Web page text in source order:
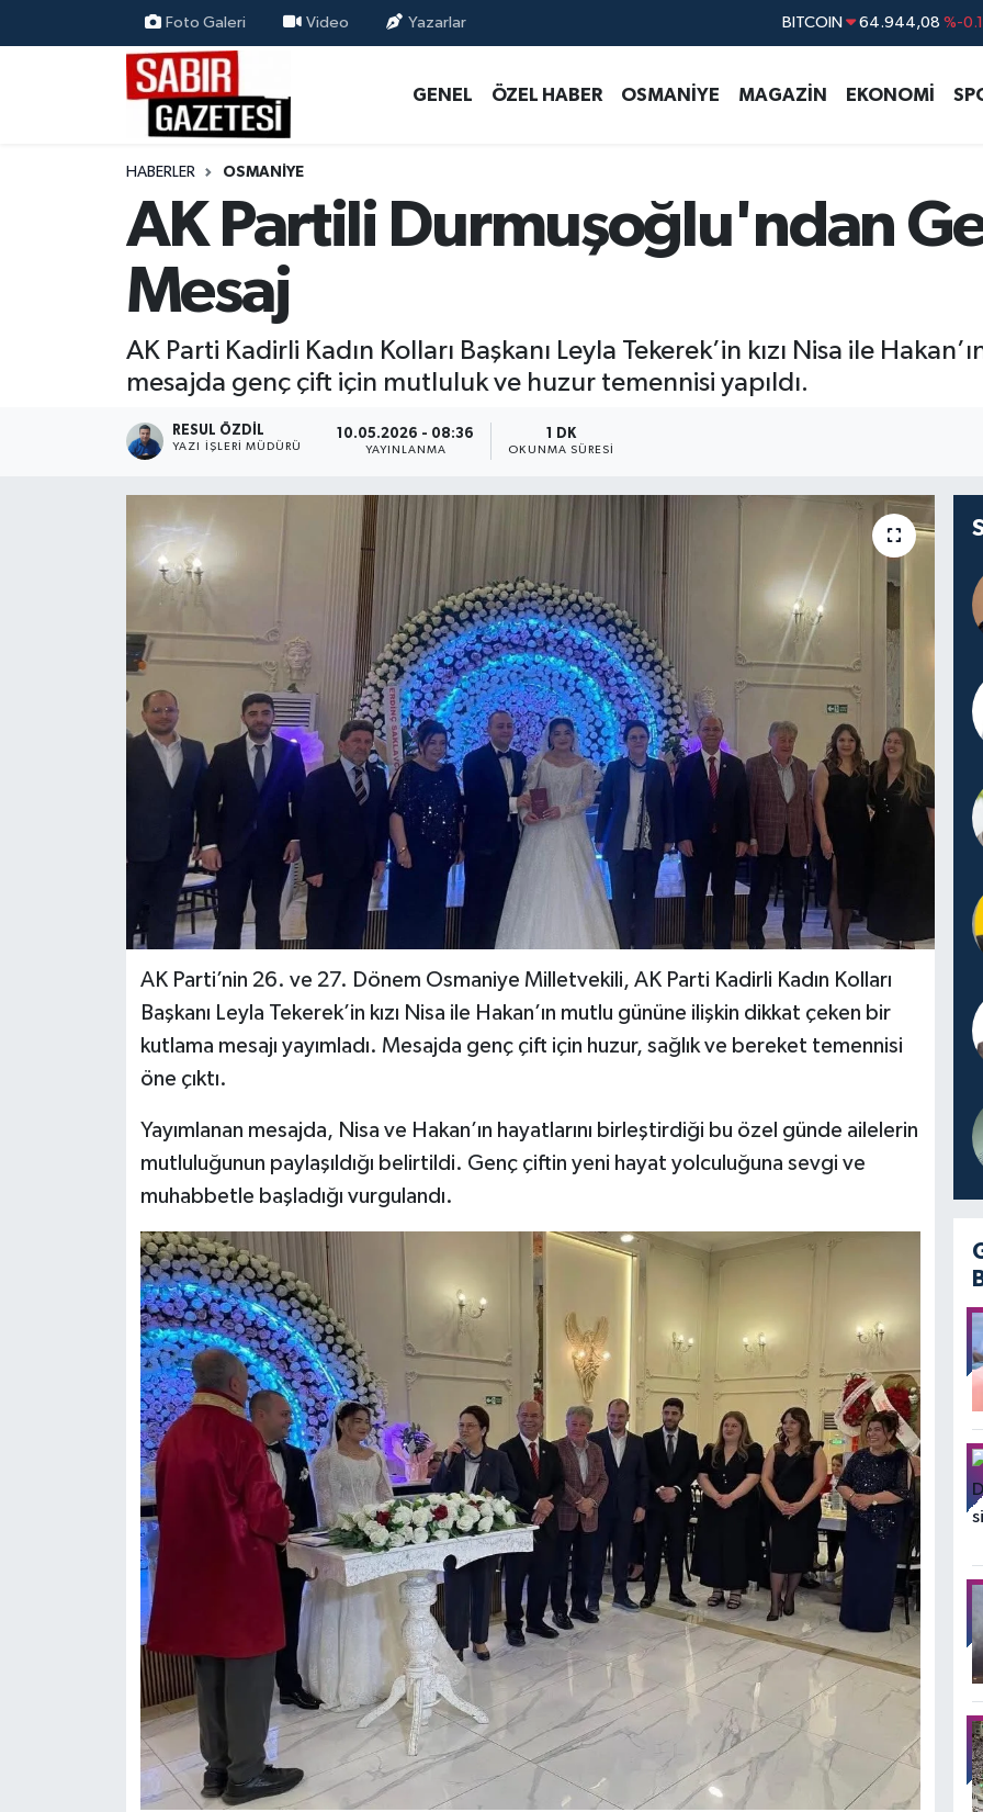
Foto Galeri Video Yazarlar BITCOIN 64.944,08 %-
EURO 55,2510
BİST100 13.779 %-
GENEL ÖZEL HABER OSMANİYE MAGAZİN EKONOMİ
HABERLER OSMANIYE
AK Partili Durmuşoğlu'ndan
Mesaj
AK Parti Kadirli Kadın Kolları Başkanı Leyla Tekerek’in kızı Nisa ile
mesajda genç çift için mutluluk ve huzur temennisi yapıldı.
RESUL ÖZDIL
YAZI İŞLERI MÜDÜRÜ
10.05.2026 - 08:36
YAYINLANMA
1 DK
OKUNMA SÜRESI
AK Parti’nin 26. ve 27. Dönem Osmaniye Milletvekili, AK Parti Kadirli Kadın Kolları
Başkanı Leyla Tekerek’in kızı Nisa ile Hakan’ın mutlu gününe ilişkin dikkat çeken bir
kutlama mesajı yayımladı. Mesajda genç çift için huzur, sağlık ve bereket temennisi
öne çıktı.
Yayımlanan mesajda, Nisa ve Hakan’ın hayatlarını birleştirdiği bu özel günde ailelerin
mutluluğunun paylaşıldığı belirtildi. Genç çiftin yeni hayat yolculuğuna sevgi ve
muhabbetle başladığı vurgulandı.
ÖZEL HABER
MAGAZİN
EKONOMİ
RESMİ İLANLAR
Osmaniye Nöbetçi Eczaneler
Osmaniye Hava Durumu
Osmaniye Trafik Yoğunluk Haritası
Süper Lig Puan Durumu ve Fikstür
Tüm Manşetler
Son Dakika Haberleri
Haber Arşivi